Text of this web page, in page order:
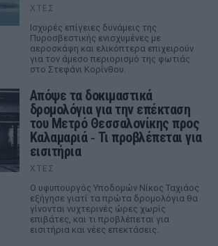
ΧΤΕΣ
Ισχυρές επίγειες δυνάμεις της
Πυροσβεστικής ενισχυμένες με
αεροσκάφη και ελικόπτερα επιχειρούν
για τον άμεσο περιορισμό της φωτιάς
στο Στεφάνι Κορίνθου.
Απόψε τα δοκιμαστικά
δρομολόγια για την επέκταση
του Μετρό Θεσσαλονίκης προς
Καλαμαριά ‑ Τι προβλέπεται για
εισιτήρια
ΧΤΕΣ
Ο υφυπουργός Υποδομών Νίκος Ταχιάος
εξήγησε γιατί τα πρώτα δρομολόγια θα
γίνονται νυχτερινές ώρες χωρίς
επιβάτες, και τι προβλέπεται για
εισιτήρια και νέες επεκτάσεις.